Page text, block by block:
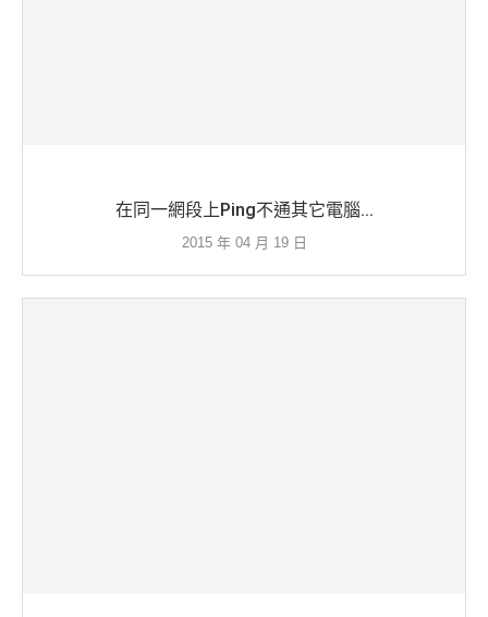
在同一網段上Ping不通其它電腦...
2015 年 04 月 19 日